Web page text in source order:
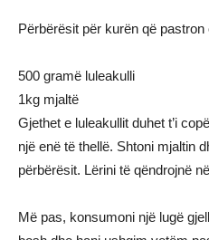
Përbërësit për kurën që pastron
500 gramë luleakulli
1kg mjaltë
Gjethet e luleakullit duhet t’i
një enë të thellë. Shtoni mjaltin
përbërësit. Lërini të qëndrojnë
Më pas, konsumoni një lugë